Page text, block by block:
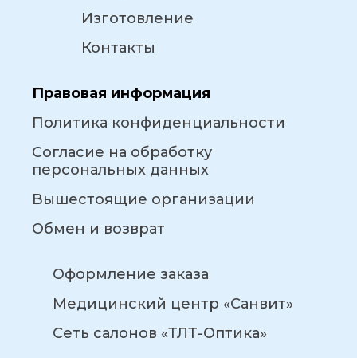
Изготовление
Контакты
Правовая информация
Политика конфиденциальности
Согласие на обработку
персональных данных
Вышестоящие организации
Обмен и возврат
Оформление заказа
Медицинский центр «Санвит»
Сеть салонов «ТЛТ-Оптика»